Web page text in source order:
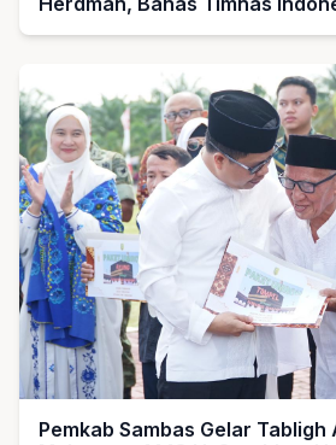
Pemkab Sambas Gelar Tabligh